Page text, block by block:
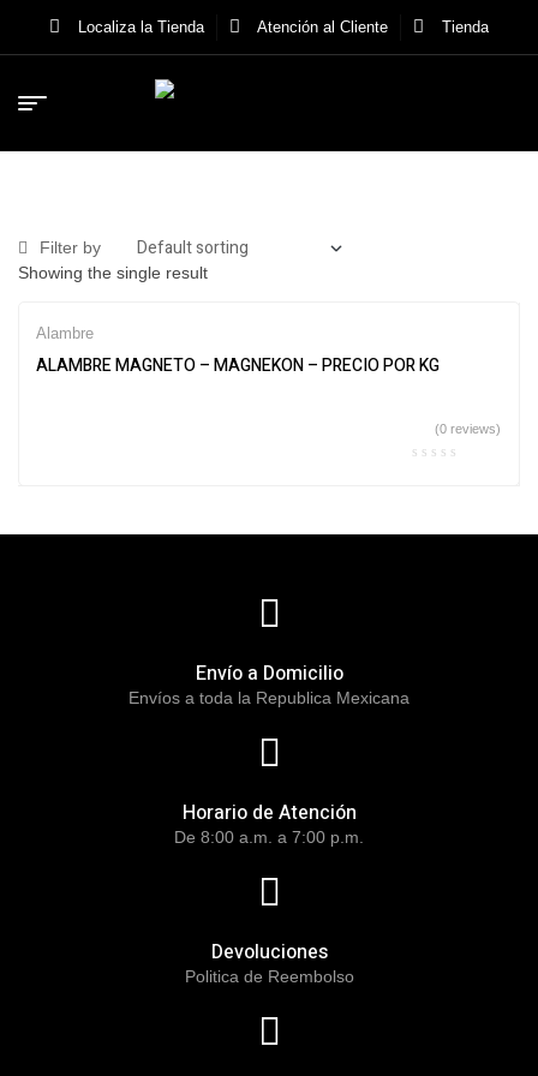
Localiza la Tienda Atención al Cliente Tienda
Filter by
Showing the single result
Alambre
ALAMBRE MAGNETO – MAGNEKON – PRECIO POR KG
(0 reviews)
Envío a Domicilio
Envíos a toda la Republica Mexicana
Horario de Atención
De 8:00 a.m. a 7:00 p.m.
Devoluciones
Politica de Reembolso